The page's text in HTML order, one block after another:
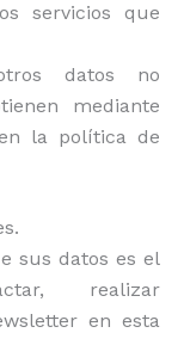
servicios que
datos no
mediante
la política de
sus datos es el
realizar
en esta